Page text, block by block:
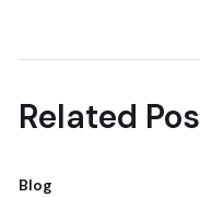
Related
Blog